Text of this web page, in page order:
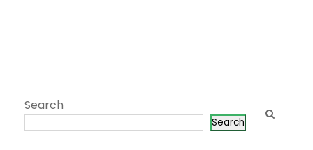
Search
Search